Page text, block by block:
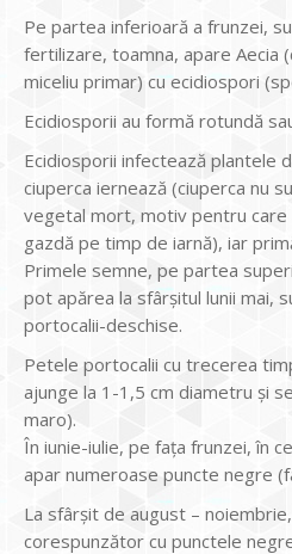
Pe partea inferioară a frunzei,
fertilizare, toamna, apare Aecia
miceliu primar) cu ecidiospori
Ecidiosporii au formă rotundă
Ecidiosporii infectează plantele
ciuperca iernează (ciuperca nu
vegetal mort, motiv pentru care
gazdă pe timp de iarnă), iar
Primele semne, pe partea
pot apărea la sfârșitul lunii mai,
portocalii-deschise.
Petele portocalii cu trecerea
ajunge la 1-1,5 cm diametru și
maro).
În iunie-iulie, pe fața frunzei, în
apar numeroase puncte negre
La sfârșit de august –
corespunzător cu punctele